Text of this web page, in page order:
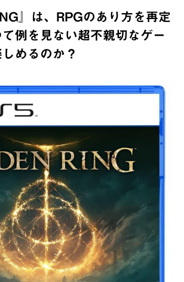
』は、RPGのあり方を再定
例を見ない超不親切なゲー
めるのか？